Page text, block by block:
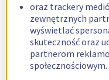
oraz trackery
zewnętrznych
wyświetlać
skuteczność oraz
partnerom
społecznościowym.